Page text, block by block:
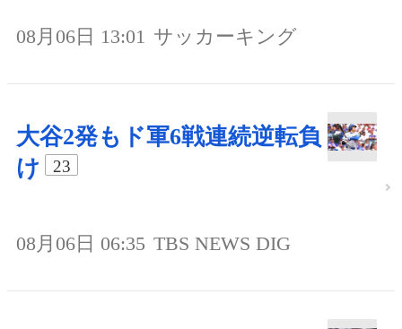
08月06日 13:01 サッカーキング
大谷2発もド軍6戦連続逆転負
け
23
08月06日 06:35 TBS NEWS DIG